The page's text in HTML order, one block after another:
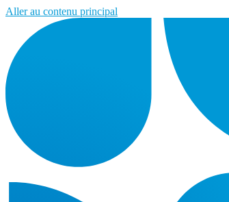
Aller au contenu principal